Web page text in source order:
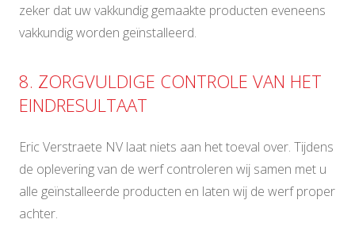
zeker dat uw vakkundig gemaakte producten eveneens
vakkundig worden geïnstalleerd.
8. ZORGVULDIGE CONTROLE VAN HET
EINDRESULTAAT
Eric Verstraete NV laat niets aan het toeval over. Tijdens
de oplevering van de werf controleren wij samen met u
alle geïnstalleerde producten en laten wij de werf proper
achter.